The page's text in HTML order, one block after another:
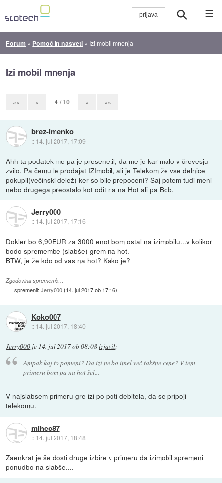
☰
Forum » Pomoč in nasveti » Izi mobil mnenja
Izi mobil mnenja
«« « 4 / 10 » »»
brez-imenko
:: 14. jul 2017, 17:09
Ahh ta podatek me pa je presenetil, da me je kar malo v črevesju
zvilo. Pa čemu le prodajat IZImobil, ali je Telekom že vse delnice
pokupil(večinski delež) ker so bile prepoceni? Saj potem tudi meni
nebo drugega preostalo kot odit na na Hot ali pa Bob.
Jerry000
:: 14. jul 2017, 17:16
Dokler bo 6,90EUR za 3000 enot bom ostal na izimobilu...v kolikor
bodo spremembe (slabše) grem na hot.
BTW, je že kdo od vas na hot? Kako je?
Zgodovina sprememb…
spremenil:Jerry000(14. jul 2017 ob 17:16)
Koko007
:: 14. jul 2017, 18:40
Jerry000 je 14. jul 2017 ob 08:08izjavil:
Ampak kaj to pomeni? Da izi ne bo imel več takšne cene? V tem
primeru bom pa na hot šel...
V najslabsem primeru gre izi po poti debitela, da se pripoji
telekomu.
mihec87
:: 14. jul 2017, 18:48
Zaenkrat je še dosti druge izbire v primeru da izimobil spremeni
ponudbo na slabše....